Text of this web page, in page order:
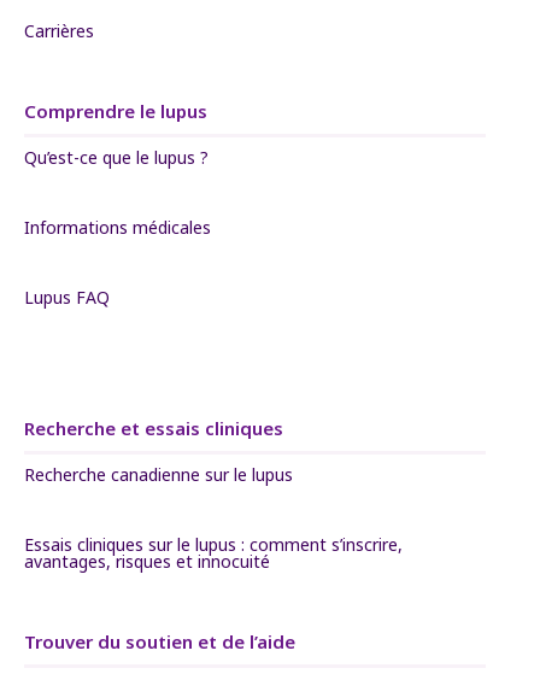
Carrières
Comprendre le lupus
Qu’est-ce que le lupus ?
Informations médicales
Lupus FAQ
Recherche et essais cliniques
Recherche canadienne sur le lupus
Essais cliniques sur le lupus : comment s’inscrire,
avantages, risques et innocuité
Trouver du soutien et de l’aide